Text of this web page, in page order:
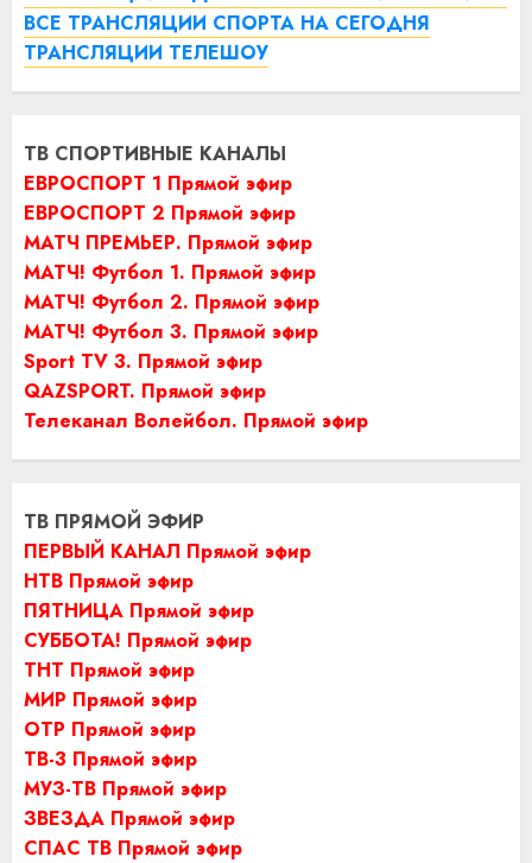
ВСЕ ТРАНСЛЯЦИИ СПОРТА НА СЕГОДНЯ
ТРАНСЛЯЦИИ ТЕЛЕШОУ
ТВ СПОРТИВНЫЕ КАНАЛЫ
ЕВРОСПОРТ 1 Прямой эфир
ЕВРОСПОРТ 2 Прямой эфир
МАТЧ ПРЕМЬЕР. Прямой эфир
МАТЧ! Футбол 1. Прямой эфир
МАТЧ! Футбол 2. Прямой эфир
МАТЧ! Футбол 3. Прямой эфир
Sport TV 3. Прямой эфир
QAZSPORT. Прямой эфир
Телеканал Волейбол. Прямой эфир
ТВ ПРЯМОЙ ЭФИР
ПЕРВЫЙ КАНАЛ Прямой эфир
НТВ Прямой эфир
ПЯТНИЦА Прямой эфир
СУББОТА! Прямой эфир
ТНТ Прямой эфир
МИР Прямой эфир
ОТР Прямой эфир
ТВ-3 Прямой эфир
МУЗ-ТВ Прямой эфир
ЗВЕЗДА Прямой эфир
СПАС ТВ Прямой эфир